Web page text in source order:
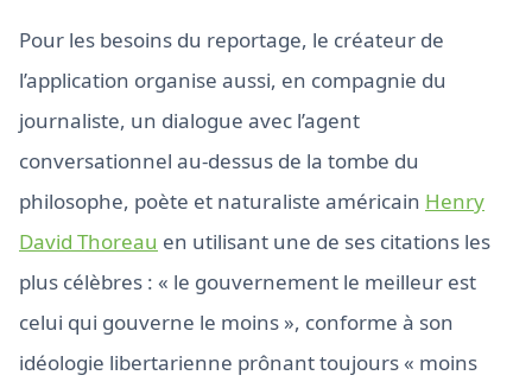
Pour les besoins du reportage, le créateur de
l’application organise aussi, en compagnie du
journaliste, un dialogue avec l’agent
conversationnel au-dessus de la tombe du
philosophe, poète et naturaliste américain Henry
David Thoreau en utilisant une de ses citations les
plus célèbres : « le gouvernement le meilleur est
celui qui gouverne le moins », conforme à son
idéologie libertarienne prônant toujours « moins